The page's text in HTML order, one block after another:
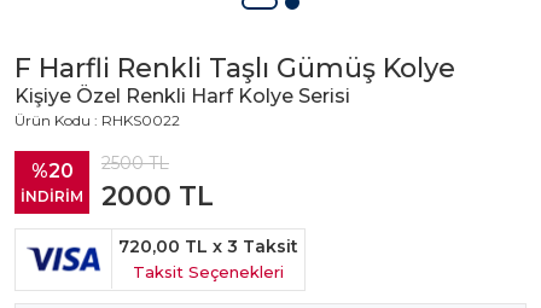
F Harfli Renkli Taşlı Gümüş Kolye
Kişiye Özel Renkli Harf Kolye Serisi
Ürün Kodu : RHKS0022
%20
İNDİRİM
2500TL
2000 TL
720,00 TL x 3 Taksit
Taksit Seçenekleri